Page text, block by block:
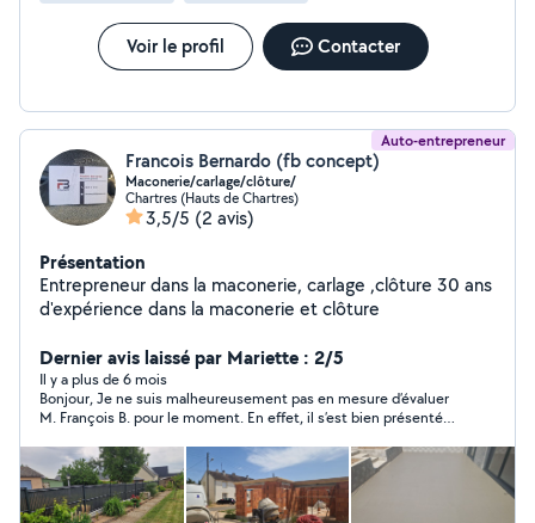
Voir le profil Contacter
Auto-entrepreneur
Francois Bernardo (fb concept)
Maconerie/carlage/clôture/
Chartres (Hauts de Chartres)
3,5/5 (2 avis)
Présentation
Entrepreneur dans la maconerie, carlage ,clôture 30 ans
d'expérience dans la maconerie et clôture
Dernier avis laissé par Mariette : 2/5
Il y a plus de 6 mois
Bonjour, Je ne suis malheureusement pas en mesure d’évaluer
M. François B. pour le moment. En effet, il s’est bien présenté à
souhaitons faire réaliser. Il devait nous faire parvenir un devis,
que nous attendons toujours à ce jour.